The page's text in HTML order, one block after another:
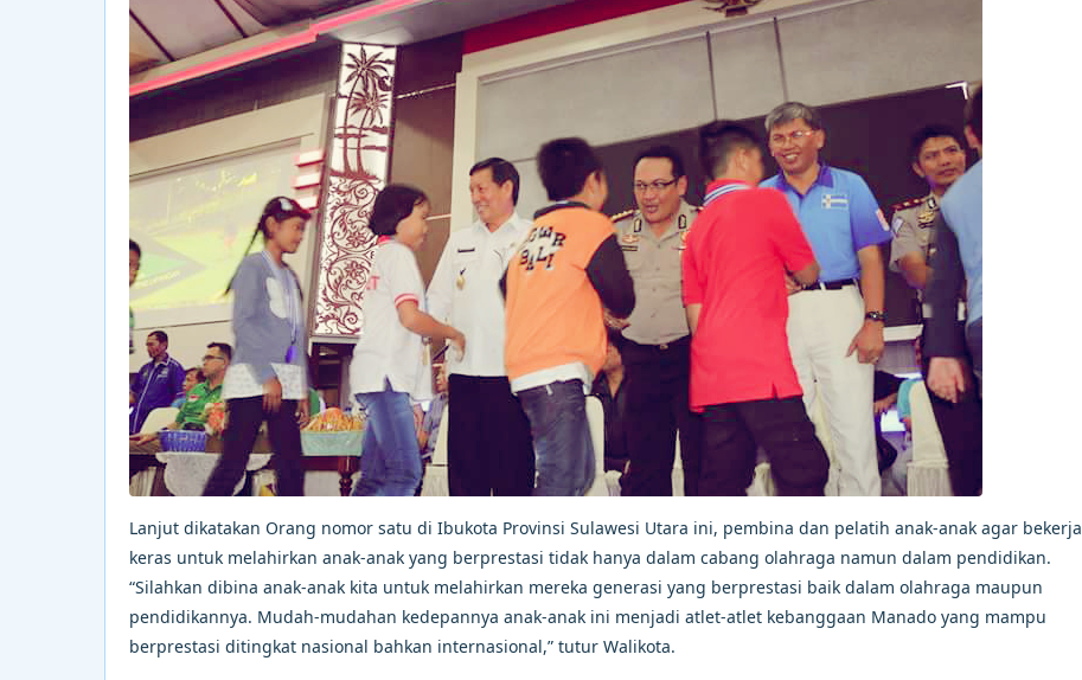
Lanjut dikatakan Orang nomor satu di Ibukota Provinsi Sulawesi Utara ini, pembina dan pelatih anak-anak agar bekerja
keras untuk melahirkan anak-anak yang berprestasi tidak hanya dalam cabang olahraga namun dalam pendidikan.
“Silahkan dibina anak-anak kita untuk melahirkan mereka generasi yang berprestasi baik dalam olahraga maupun
pendidikannya. Mudah-mudahan kedepannya anak-anak ini menjadi atlet-atlet kebanggaan Manado yang mampu
berprestasi ditingkat nasional bahkan internasional,” tutur Walikota.